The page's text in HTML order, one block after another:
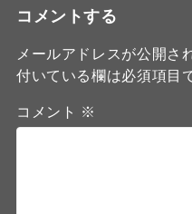
コメントする
メールアドレスが公開さ
付いている欄は必須項目
コメント ※